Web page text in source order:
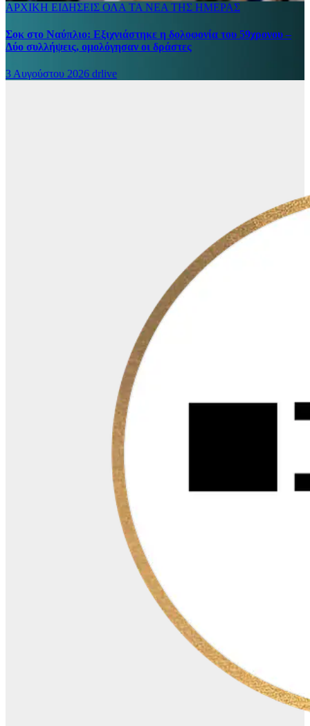
ΑΡΧΙΚΗ ΕΙΔΗΣΕΙΣ ΟΛΑ ΤΑ ΝΕΑ ΤΗΣ ΗΜΕΡΑΣ
Σοκ στο Ναύπλιο: Εξιχνιάστηκε η δολοφονία του 59χρονου –
Δύο συλλήψεις, ομολόγησαν οι δράστες
3 Αυγούστου 2026 drlive